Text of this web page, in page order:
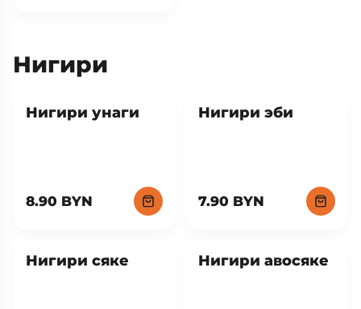
Нигири
Нигири унаги
8.90 BYN
Нигири эби
7.90 BYN
Нигири сяке Нигири авосяке